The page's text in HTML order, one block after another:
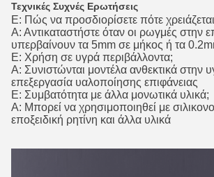
Τεχνικές Συχνές Ερωτήσεις
Ε: Πώς να προσδιορίσετε πότε
Α: Αντικαταστήστε όταν οι ρωγμές στην
υπερβαίνουν τα 5mm σε μήκος ή τα
Ε: Χρήση σε υγρά περιβάλλοντα;
Α: Συνιστώνται μοντέλα ανθεκτικά στην
επεξεργασία υαλοποίησης επιφάνειας
Ε: Συμβατότητα με άλλα μονωτικά υλικά;
Α: Μπορεί να χρησιμοποιηθεί με
εποξειδική ρητίνη και άλλα υλικά